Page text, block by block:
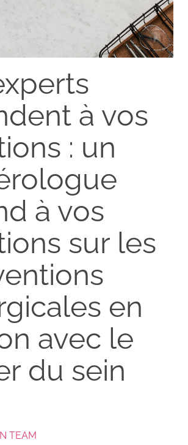
à vos
: un
à vos
sur les
en
avec le
du sein
TEAM